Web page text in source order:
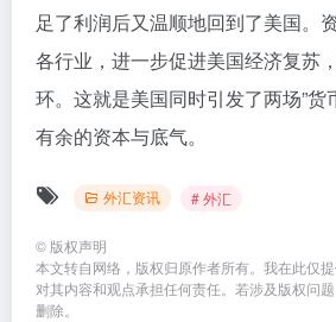
足了利润后又温顺地回到了美国。
各行业，进一步促进美国经济复苏
环。这就是美国同时引发了两场”货
有余的资本与底气。
外汇资讯 # 外汇
© 版权声明
本文转自网络，版权归原作者所有。我在此仅
对其内容和观点承担任何责任。若涉及版权问
删除。